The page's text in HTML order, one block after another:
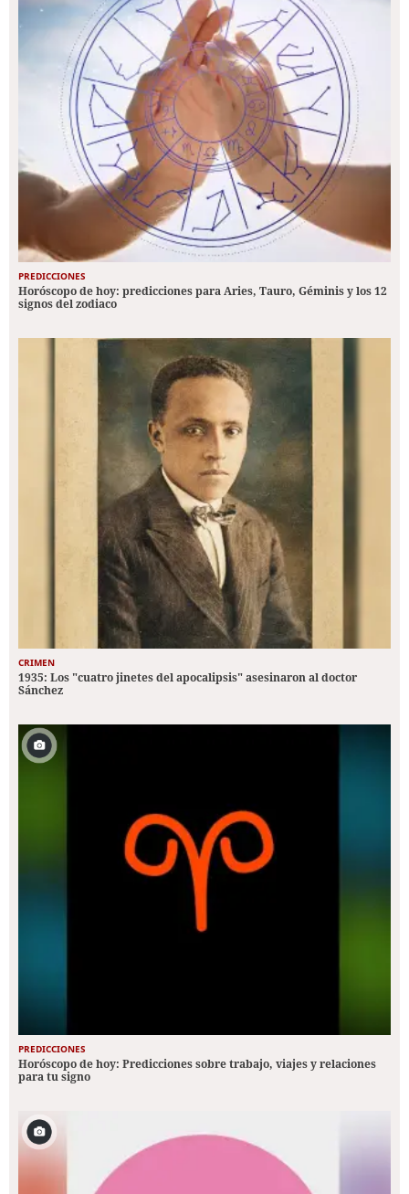
PREDICCIONES
Horóscopo de hoy: predicciones para Aries, Tauro, Géminis y los 12
signos del zodiaco
CRIMEN
1935: Los "cuatro jinetes del apocalipsis" asesinaron al doctor
Sánchez
PREDICCIONES
Horóscopo de hoy: Predicciones sobre trabajo, viajes y relaciones
para tu signo